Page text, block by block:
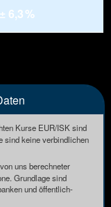
± 6,3 %
Kurse EUR/ISK sind
sind keine verbindlichen
uns berechneter
Grundlage sind
und öffentlich-